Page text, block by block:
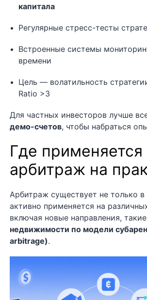
капитала
Регулярные стресс-тесты
Встроенные системы
времени
Цель — волатильность
Ratio >3
Для частных инвесторов лучше
демо-счетов, чтобы набраться
Где применяется
арбитраж на
Арбитраж существует не только
активно применяется на
включая новые направления,
недвижимости по модели
arbitrage).